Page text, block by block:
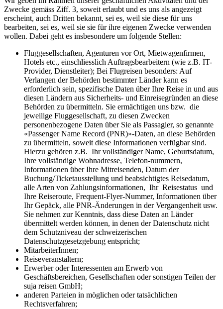
Zwecke gemäss Ziff. 3, soweit erlaubt und es uns als angezeigt
erscheint, auch Dritten bekannt, sei es, weil sie diese für uns
bearbeiten, sei es, weil sie sie für ihre eigenen Zwecke verwenden
wollen. Dabei geht es insbesondere um folgende Stellen:
Fluggesellschaften, Agenturen vor Ort, Mietwagenfirmen,
Hotels etc., einschliesslich Auftragsbearbeitern (wie z.B. IT-
Provider, Dienstleiter); Bei Flugreisen besonders: Auf
Verlangen der Behörden bestimmter Länder kann es
erforderlich sein, spezifische Daten über Ihre Reise in und aus
diesen Ländern aus Sicherheits- und Einreisegründen an diese
Behörden zu übermitteln. Sie ermächtigen uns bzw. die
jeweilige Fluggesellschaft, zu diesen Zwecken
personenbezogene Daten über Sie als Passagier, so genannte
«Passenger Name Record (PNR)»-Daten, an diese Behörden
zu übermitteln, soweit diese Informationen verfügbar sind.
Hierzu gehören z.B. Ihr vollständiger Name, Geburtsdatum,
Ihre vollständige Wohnadresse, Telefon-nummern,
Informationen über Ihre Mitreisenden, Datum der
Buchung/Ticketausstellung und beabsichtigtes Reisedatum,
alle Arten von Zahlungsinformationen, Ihr Reisestatus und
Ihre Reiseroute, Frequent-Flyer-Nummer, Informationen über
Ihr Gepäck, alle PNR-Änderungen in der Vergangenheit usw.
Sie nehmen zur Kenntnis, dass diese Daten an Länder
übermittelt werden können, in denen der Datenschutz nicht
dem Schutzniveau der schweizerischen
Datenschutzgesetzgebung entspricht;
MitarbeiterInnen;
Reiseveranstaltern;
Erwerber oder Interessenten am Erwerb von
Geschäftsbereichen, Gesellschaften oder sonstigen Teilen der
suja reisen GmbH;
anderen Parteien in möglichen oder tatsächlichen
Rechtsverfahren;